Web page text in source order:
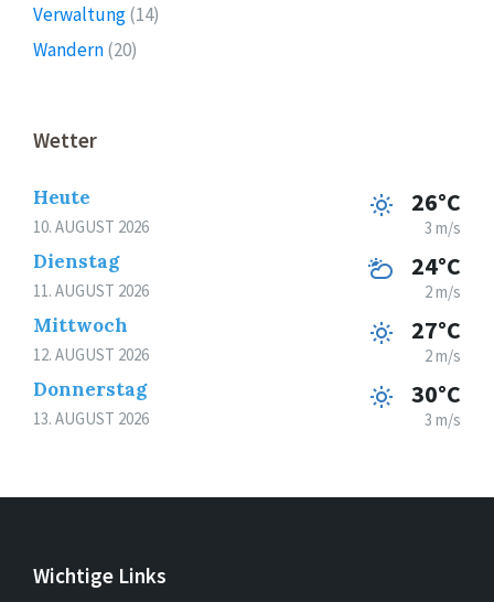
Verwaltung(14)
Wandern(20)
Wetter
Heute
10. AUGUST 2026
26°C
3 m/s
Dienstag
11. AUGUST 2026
24°C
2 m/s
Mittwoch
12. AUGUST 2026
27°C
2 m/s
Donnerstag
13. AUGUST 2026
30°C
3 m/s
Wichtige Links